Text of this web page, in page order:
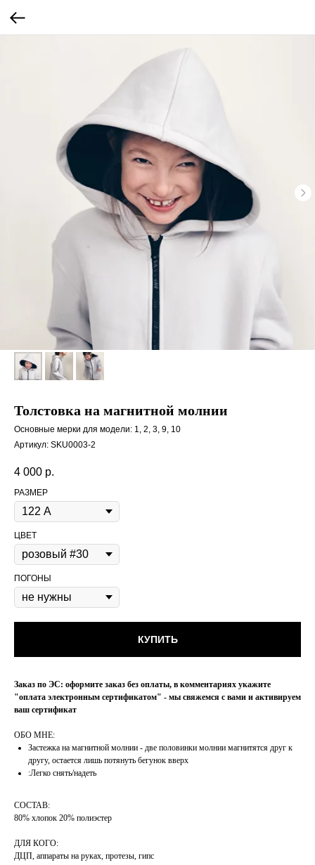
Толстовка на магнитной молнии
Основные мерки для модели: 1, 2, 3, 9, 10
Артикул: SKU0003-2
4 000 р.
РАЗМЕР
ЦВЕТ
ПОГОНЫ
КУПИТЬ
Заказ по ЭС: оформите заказ без оплаты, в комментариях укажите
"оплата электронным сертификатом" - мы свяжемся с вами и активируем
ваш сертификат
ОБО МНЕ:
Застежка на магнитной молнии - две половинки молнии магнитятся друг к
другу, остается лишь потянуть бегунок вверх
:Легко снять/надеть
СОСТАВ:
80% хлопок 20% полиэстер
ДЛЯ КОГО:
ДЦП, аппараты на руках, протезы, гипс